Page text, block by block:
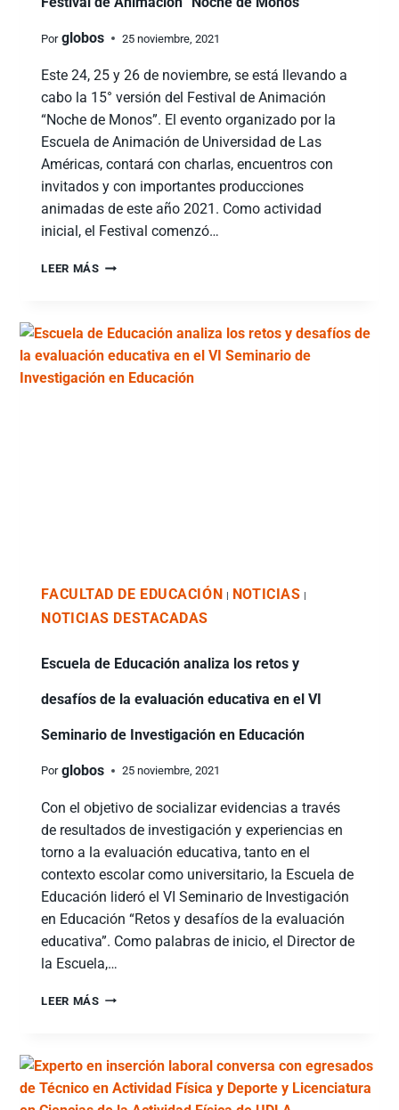
Por globos 25 noviembre, 2021
Este 24, 25 y 26 de noviembre, se está llevando a
cabo la 15° versión del Festival de Animación
“Noche de Monos”. El evento organizado por la
Escuela de Animación de Universidad de Las
Américas, contará con charlas, encuentros con
invitados y con importantes producciones
animadas de este año 2021. Como actividad
inicial, el Festival comenzó…
LEER MÁS
FACULTAD DE EDUCACIÓN | NOTICIAS |
NOTICIAS DESTACADAS
Escuela de Educación analiza los retos y
desafíos de la evaluación educativa en el VI
Seminario de Investigación en Educación
Por globos 25 noviembre, 2021
Con el objetivo de socializar evidencias a través
de resultados de investigación y experiencias en
torno a la evaluación educativa, tanto en el
contexto escolar como universitario, la Escuela de
Educación lideró el VI Seminario de Investigación
en Educación “Retos y desafíos de la evaluación
educativa”. Como palabras de inicio, el Director de
la Escuela,…
LEER MÁS